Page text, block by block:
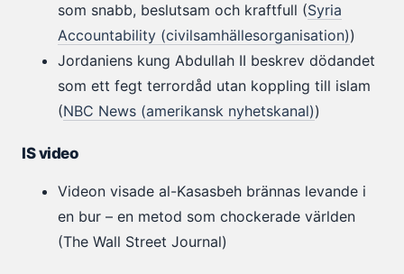
som snabb, beslutsam och kraftfull (Syria
Accountability (civilsamhällesorganisation))
Jordaniens kung Abdullah II beskrev dödandet
som ett fegt terrordåd utan koppling till islam
(NBC News (amerikansk nyhetskanal))
IS video
Videon visade al-Kasasbeh brännas levande i
en bur – en metod som chockerade världen
(The Wall Street Journal)